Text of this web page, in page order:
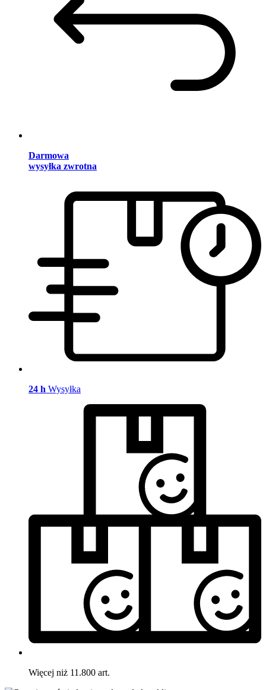
Darmowa
wysyłka zwrotna
24 h Wysyłka
Więcej niż 11.800 art.